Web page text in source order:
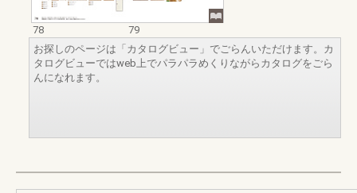
78
79
お探しのページは「カタログビュー」でごらんいただけます。カ
タログビューではweb上でパラパラめくりながらカタログをごら
んになれます。